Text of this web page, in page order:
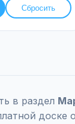
Сбросить
в раздел
доске